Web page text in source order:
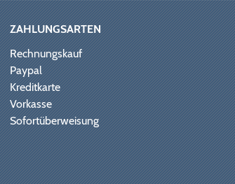
ZAHLUNGSARTEN
Rechnungskauf
Paypal
Kreditkarte
Vorkasse
Sofortüberweisung